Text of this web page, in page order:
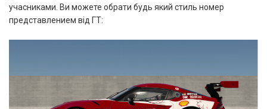
учасниками. Ви можете обрати будь який стиль номер
представлением від ГТ: